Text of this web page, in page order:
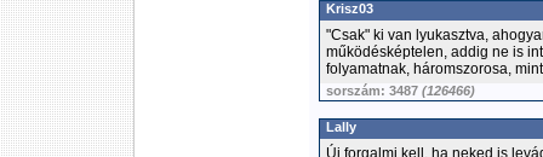
Krisz03
"Csak" ki van lyukasztva,
működésképtelen, addig ne is
folyamatnak, háromszorosa,
sorszám: 3487 (126466)
Lally
Új forgalmi kell, ha neked is